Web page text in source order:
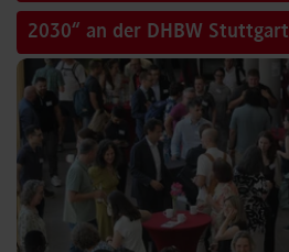
2030“ an der DHBW Stuttgart